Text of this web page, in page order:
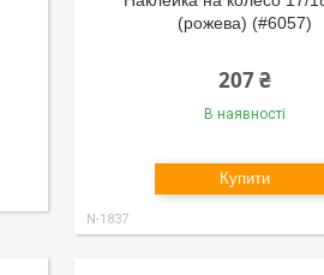
(рожева) (#6057)
207 ₴
В наявності
Купити
N-1837